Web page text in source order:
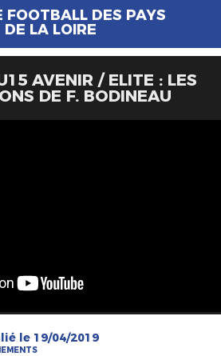
FOOTBALL DES PAYS
DE LA LOIRE
AVENIR / ELITE : LES
DE F. BODINEAU
le 19/04/2019